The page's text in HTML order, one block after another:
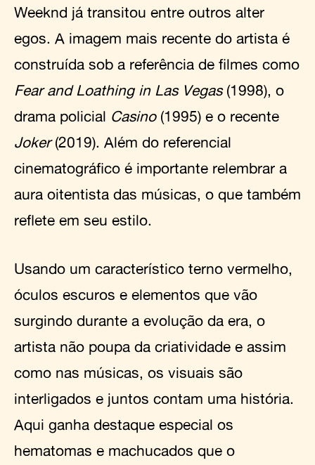
Weeknd já transitou entre outros alter
egos. A imagem mais recente do artista é
construída sob a referência de filmes como
Fear and Loathing in Las Vegas(1998), o
drama policial Casino(1995) e o recente
Joker(2019). Além do referencial
cinematográfico é importante relembrar a
aura oitentista das músicas, o que também
reflete em seu estilo.
Usando um característico terno vermelho,
óculos escuros e elementos que vão
surgindo durante a evolução da era, o
artista não poupa da criatividade e assim
como nas músicas, os visuais são
interligados e juntos contam uma história.
Aqui ganha destaque especial os
hematomas e machucados que o